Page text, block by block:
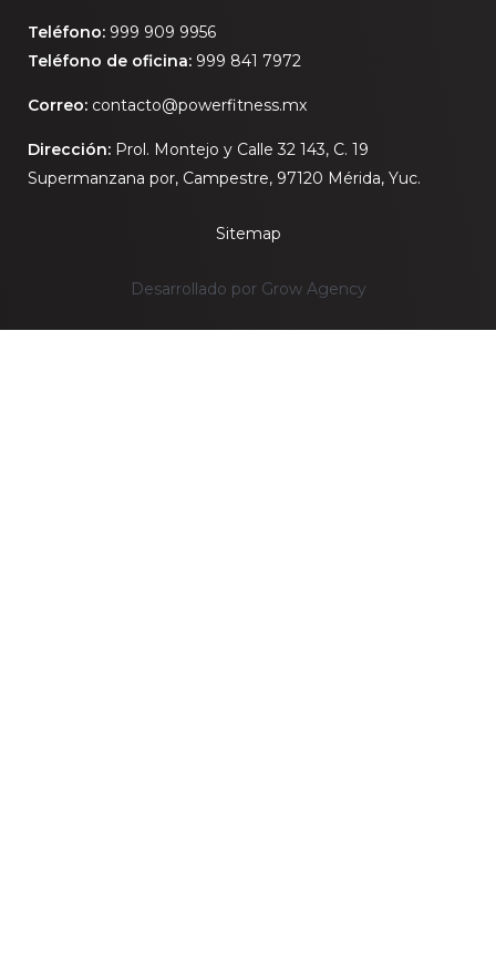
Teléfono: 999 909 9956
Teléfono de oficina: 999 841 7972
Correo: contacto@powerfitness.mx
Dirección: Prol. Montejo y Calle 32 143, C. 19
Supermanzana por, Campestre, 97120 Mérida, Yuc.
Sitemap
Desarrollado por Grow Agency